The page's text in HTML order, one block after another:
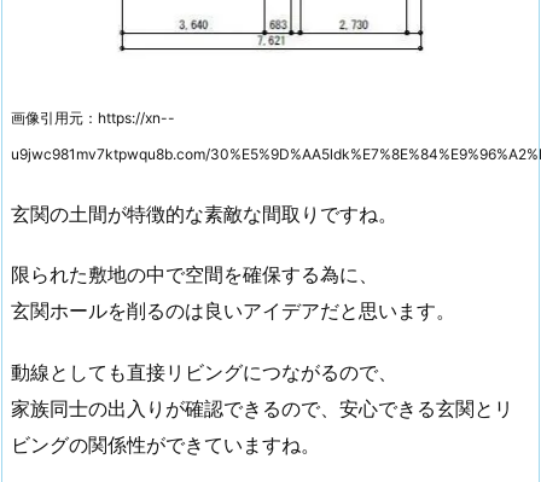
画像引用元：https://xn--
u9jwc981mv7ktpwqu8b.com/
玄関の土間が特徴的な素敵な間取りですね。
限られた敷地の中で空間を確保する為に、
玄関ホールを削るのは良いアイデアだと思います。
動線としても直接リビングにつながるので、
家族同士の出入りが確認できるので、安心できる玄関とリ
ビングの関係性ができていますね。